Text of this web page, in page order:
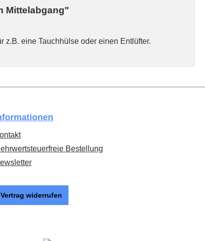
Mittelabgang"
z.B. eine Tauchhülse oder einen Entlüfter.
Bestellung
Vertrag widerrufen